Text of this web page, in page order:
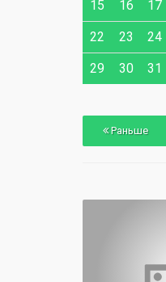
15 16 17
22 23 24
29 30 31
Раньше